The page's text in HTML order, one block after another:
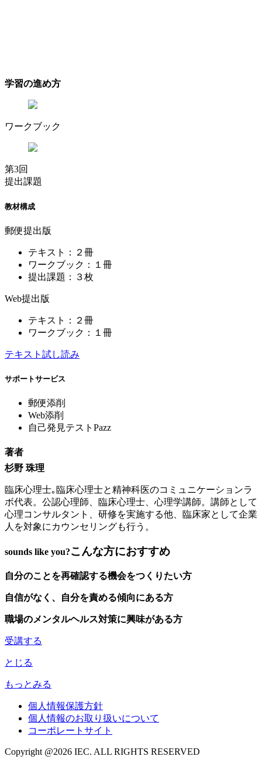
学習の進め方
ワークブック
第3回
提出課題
教材構成
郵便提出版
テキスト：２冊
ワークブック：１冊
提出課題：３枚
Web提出版
テキスト：２冊
ワークブック：１冊
テキスト試し読み
サポートサービス
郵便添削
Web添削
自己発見テストPazz
著者
杉野 珠理
臨床心理士｡臨床心理士と精神科医のコミュニケーションラ
ボ代表。公認心理師、臨床心理士、心理学講師。講師として
心理コンサルタント、研修を実施する他、臨床家として企業
人を対象にカウンセリングも行う。
sounds like you?こんな方におすすめ
自分のことを再確認する機会をつくりたい方
自信がなく、自分を責める傾向にある方
職場のメンタルヘルス対策に興味がある方
受講する
とじる
もっとみる
個人情報保護方針
個人情報のお取り扱いについて
コーポレートサイト
Copyright @2026 IEC. ALL RIGHTS RESERVED